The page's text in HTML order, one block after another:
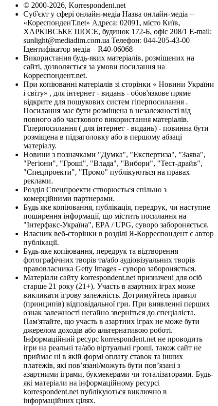
© 2000-2026, Korrespondent.net
Суб'єкт у сфері онлайн-медіа Назва онлайн-медіа –
«КореспонденТ.net» Адреса: 02091, місто Київ,
ХАРКІВСЬКЕ ШОСЕ, будинок 172-Б, офіс 208/1 E-mail:
sunlight@mediadim.com.ua Телефон: 044-205-43-00
Ідентифікатор медіа – R40-06068
Використання будь-яких матеріалів, розміщених на
сайті, дозволяється за умови посилання на
Корреспондент.net.
При копіюванні матеріалів зі сторінки « Новини України
і світу» , для інтернет - видань - обов'язкове пряме
відкрите для пошукових систем гіперпосилання .
Посилання має бути розміщена в незалежності від
повного або часткового використання матеріалів.
Гіперпосилання ( для інтернет - видань) - повинна бути
розміщена в підзаголовку або в першому абзаці
матеріалу.
Новини з позначками "Думка", "Експертиза", "Заява",
"Регіони", "Гроші", "Влада", "Вибори", "Тест-драйв",
"Спецпроекти", "Промо" публікуються на правах
реклами.
Розділ Спецпроекти створюється спільно з
комерційними партнерами.
Будь яке копіювання, публікація, передрук, чи наступне
поширення інформації, що містить посилання на
"Інтерфакс-Україна", EPA / UPG, суворо забороняється.
Власник веб-сторінки в розділі Я-Корреспондент є автор
публікації.
Будь-яке копіювання, передрук та відтворення
фотографічних творів та/або аудіовізуальних творів
правовласника Getty Images - суворо забороняється.
Матеріали сайту korrespondent.net призначені для осіб
старше 21 року (21+). Участь в азартних іграх може
викликати ігрову залежність. Дотримуйтесь правил
(принципів) відповідальної гри. При виявленні перших
ознак залежності негайно зверніться до спеціаліста.
Пам'ятайте, що участь в азартних іграх не може бути
джерелом доходів або альтернативою роботі.
Інформаційний ресурс korrespondent.net не проводить
ігри на реальні та/або віртуальні гроші, також сайт не
приймає ні в якій формі оплату ставок та інших
платежів, які пов’язані/можуть бути пов’язані з
азартними іграми, букмекерами чи тоталізаторами. Будь-
які матеріали на інформаційному ресурсі
korrespondent.net публікуються виключно в
інформаційних цілях.